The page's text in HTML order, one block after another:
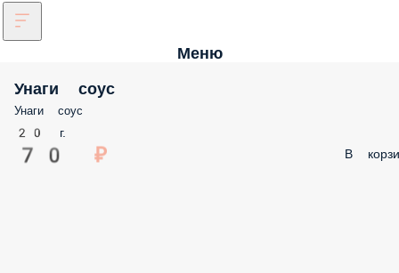
Меню
Унаги соус
Унаги соус
20 г.
70 ₽ В